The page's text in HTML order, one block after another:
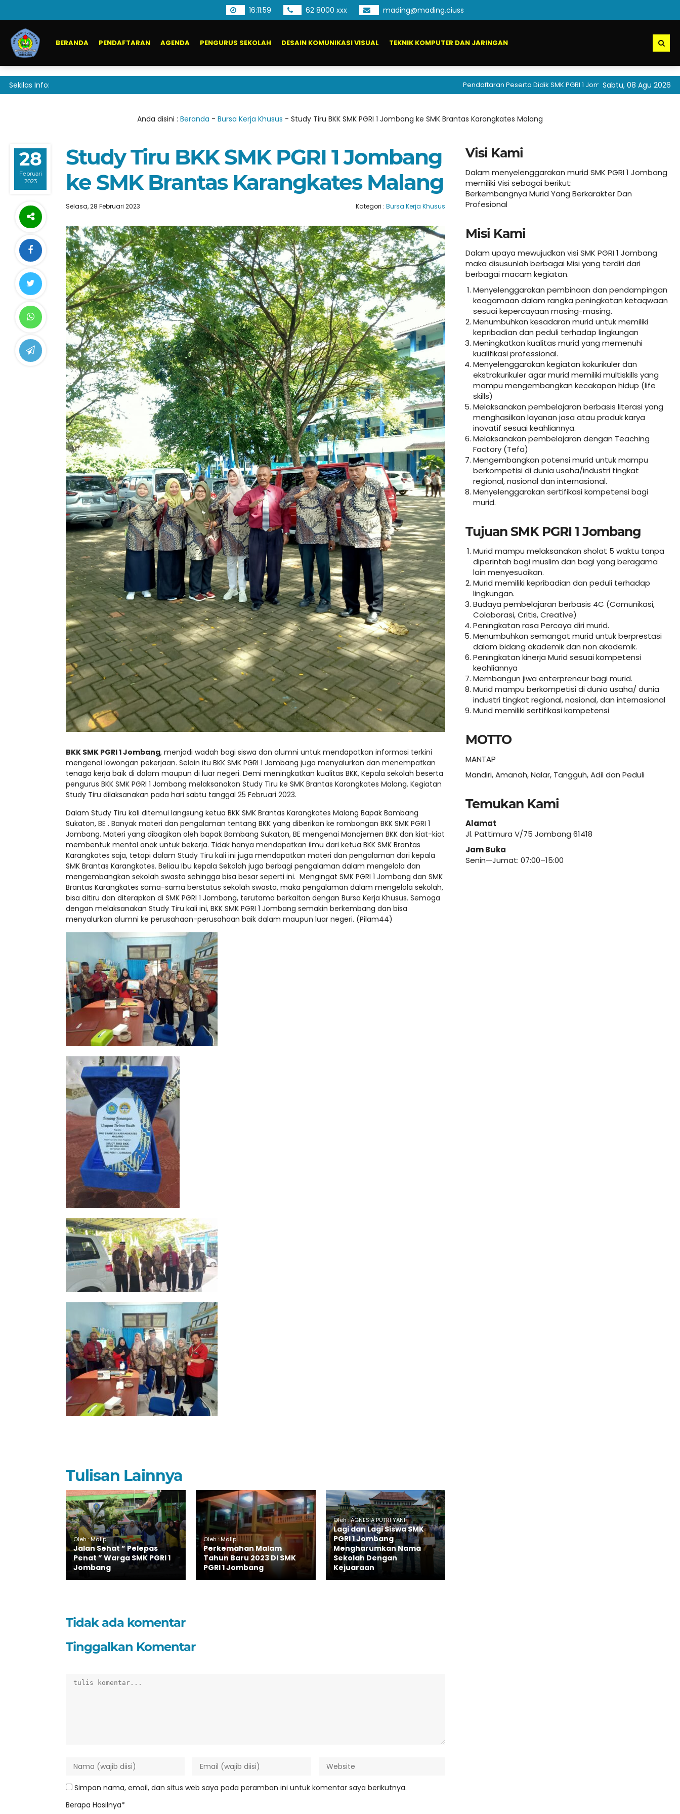
16:12:00 62 8000 xxx mading@mading.ciuss
BERANDA PENDAFTARAN AGENDA PENGURUS SEKOLAH DESAIN KOMUNIKASI VISUAL TEKNIK KOMPUTER DAN JARINGAN
Sekilas Info: Sabtu, 08 Agu 2026
Pendaftaran Peserta Didik SMK PGRI 1 Jombang akan segera dibuka
Anda disini : Beranda - Bursa Kerja Khusus - Study Tiru BKK SMK PGRI 1 Jombang ke SMK Brantas Karangkates Malang
28
Februari
2023
Study Tiru BKK SMK PGRI 1 Jombang
ke SMK Brantas Karangkates Malang
Selasa, 28 Februari 2023 Kategori :Bursa Kerja Khusus
BKK SMK PGRI 1 Jombang, menjadi wadah bagi siswa dan alumni untuk mendapatkan informasi terkini
mengenai lowongan pekerjaan. Selain itu BKK SMK PGRI 1 Jombang juga menyalurkan dan menempatkan
tenaga kerja baik di dalam maupun di luar negeri. Demi meningkatkan kualitas BKK, Kepala sekolah beserta
pengurus BKK SMK PGRI 1 Jombang melaksanakan Study Tiru ke SMK Brantas Karangkates Malang. Kegiatan
Study Tiru dilaksanakan pada hari sabtu tanggal 25 Februari 2023.
Dalam Study Tiru kali ditemui langsung ketua BKK SMK Brantas Karangkates Malang Bapak Bambang
Sukaton, BE . Banyak materi dan pengalaman tentang BKK yang diberikan ke rombongan BKK SMK PGRI 1
Jombang. Materi yang dibagikan oleh bapak Bambang Sukaton, BE mengenai Manajemen BKK dan kiat-kiat
membentuk mental anak untuk bekerja. Tidak hanya mendapatkan ilmu dari ketua BKK SMK Brantas
Karangkates saja, tetapi dalam Study Tiru kali ini juga mendapatkan materi dan pengalaman dari kepala
SMK Brantas Karangkates. Beliau Ibu kepala Sekolah juga berbagi pengalaman dalam mengelola dan
mengembangkan sekolah swasta sehingga bisa besar seperti ini. Mengingat SMK PGRI 1 Jombang dan SMK
Brantas Karangkates sama-sama berstatus sekolah swasta, maka pengalaman dalam mengelola sekolah,
bisa ditiru dan diterapkan di SMK PGRI 1 Jombang, terutama berkaitan dengan Bursa Kerja Khusus. Semoga
dengan melaksanakan Study Tiru kali ini, BKK SMK PGRI 1 Jombang semakin berkembang dan bisa
menyalurkan alumni ke perusahaan-perusahaan baik dalam maupun luar negeri. (Pilam44)
Tulisan Lainnya
Oleh : Malip
Jalan Sehat ” Pelepas
Penat ” Warga SMK PGRI 1
Jombang
Oleh : Malip
Perkemahan Malam
Tahun Baru 2023 DI SMK
PGRI 1 Jombang
Oleh : AGNESIA PUTRI YANI
Lagi dan Lagi Siswa SMK
PGRI 1 Jombang
Mengharumkan Nama
Sekolah Dengan
Kejuaraan
Tidak ada komentar
Tinggalkan Komentar
Simpan nama, email, dan situs web saya pada peramban ini untuk komentar saya berikutnya.
Berapa Hasilnya*
Visi Kami
Dalam menyelenggarakan murid SMK PGRI 1 Jombang
memiliki Visi sebagai berikut:
Berkembangnya Murid Yang Berkarakter Dan
Profesional
Misi Kami
Dalam upaya mewujudkan visi SMK PGRI 1 Jombang
maka disusunlah berbagai Misi yang terdiri dari
berbagai macam kegiatan.
Menyelenggarakan pembinaan dan pendampingan
keagamaan dalam rangka peningkatan ketaqwaan
sesuai kepercayaan masing-masing.
Menumbuhkan kesadaran murid untuk memiliki
kepribadian dan peduli terhadap lingkungan
Meningkatkan kualitas murid yang memenuhi
kualifikasi professional.
Menyelenggarakan kegiatan kokurikuler dan
ekstrakurikuler agar murid memiliki multiskills yang
mampu mengembangkan kecakapan hidup (life
skills)
Melaksanakan pembelajaran berbasis literasi yang
menghasilkan layanan jasa atau produk karya
inovatif sesuai keahliannya.
Melaksanakan pembelajaran dengan Teaching
Factory (Tefa)
Mengembangkan potensi murid untuk mampu
berkompetisi di dunia usaha/industri tingkat
regional, nasional dan internasional.
Menyelenggarakan sertifikasi kompetensi bagi
murid.
Tujuan SMK PGRI 1 Jombang
Murid mampu melaksanakan sholat 5 waktu tanpa
diperintah bagi muslim dan bagi yang beragama
lain menyesuaikan.
Murid memiliki kepribadian dan peduli terhadap
lingkungan.
Budaya pembelajaran berbasis 4C (Comunikasi,
Colaborasi, Critis, Creative)
Peningkatan rasa Percaya diri murid.
Menumbuhkan semangat murid untuk berprestasi
dalam bidang akademik dan non akademik.
Peningkatan kinerja Murid sesuai kompetensi
keahliannya
Membangun jiwa enterpreneur bagi murid.
Murid mampu berkompetisi di dunia usaha/ dunia
industri tingkat regional, nasional, dan internasional
Murid memiliki sertifikasi kompetensi
MOTTO
MANTAP
Mandiri, Amanah, Nalar, Tangguh, Adil dan Peduli
Temukan Kami
Alamat
Jl. Pattimura V/75 Jombang 61418
Jam Buka
Senin—Jumat: 07:00–15:00